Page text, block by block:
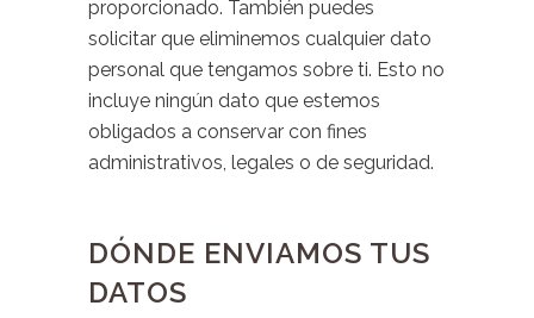
proporcionado. También puedes
solicitar que eliminemos cualquier dato
personal que tengamos sobre ti. Esto no
incluye ningún dato que estemos
obligados a conservar con fines
administrativos, legales o de seguridad.
DÓNDE ENVIAMOS TUS
DATOS